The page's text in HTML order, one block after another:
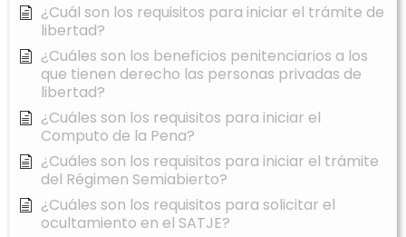
¿Cuál son los requisitos para iniciar el trámite de
libertad?
¿Cuáles son los beneficios penitenciarios a los
que tienen derecho las personas privadas de
libertad?
¿Cuáles son los requisitos para iniciar el
Computo de la Pena?
¿Cuáles son los requisitos para iniciar el trámite
del Régimen Semiabierto?
¿Cuáles son los requisitos para solicitar el
ocultamiento en el SATJE?